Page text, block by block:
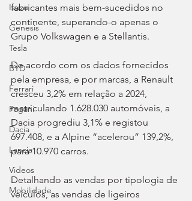
Isuzu
Genesis
Tesla
BYD
Ferrari
Pagani
Dacia
Lancia
Videos
Mobilidade
fabricantes mais bem-sucedidos no
continente, superando-o apenas o
Grupo Volkswagen e a Stellantis.
De acordo com os dados fornecidos
pela empresa, e por marcas, a Renault
cresceu 3,2% em relação a 2024,
matriculando 1.628.030 automóveis, a
Dacia progrediu 3,1% e registou
697.408, e a Alpine “acelerou” 139,2%,
para 10.970 carros.
Detalhando as vendas por tipologia de
veículos, as vendas de ligeiros